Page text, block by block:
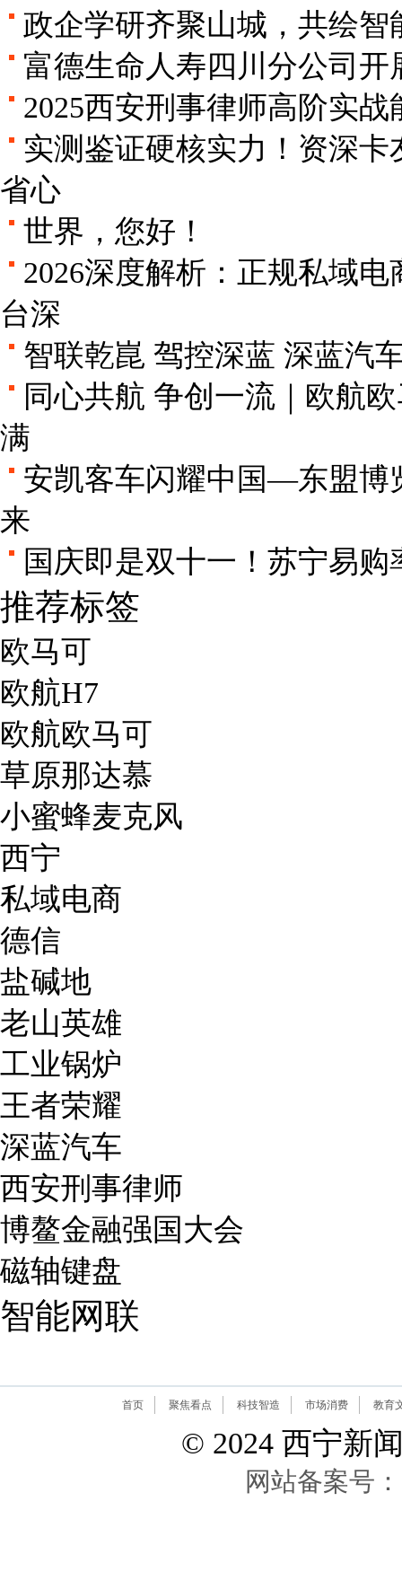
政企学研齐聚山城，共绘
富德生命人寿四川分公司开
2025西安刑事律师高阶实战
实测鉴证硬核实力！资深
省心
世界，您好！
2026深度解析：正规私域
台深
智联乾崑 驾控深蓝 深蓝汽
同心共航 争创一流｜欧航
满
安凯客车闪耀中国—东盟博
来
国庆即是双十一！苏宁易购
推荐标签
欧马可
欧航H7
欧航欧马可
草原那达慕
小蜜蜂麦克风
西宁
私域电商
德信
盐碱地
老山英雄
工业锅炉
王者荣耀
深蓝汽车
西安刑事律师
博鳌金融强国大会
磁轴键盘
智能网联
首页 聚焦看点 科技智造 市场消费 教育
© 2024 西宁新
网站备案号：